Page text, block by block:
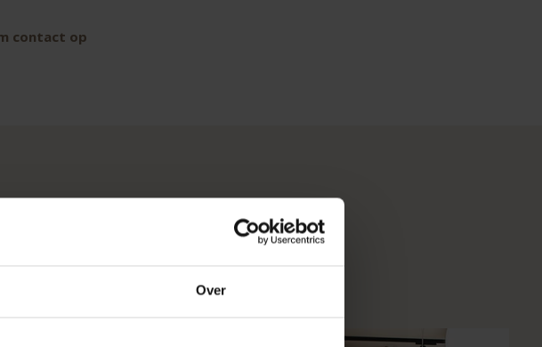
Over
contact op
hebben al bij diverse projecten onze
inzetten.